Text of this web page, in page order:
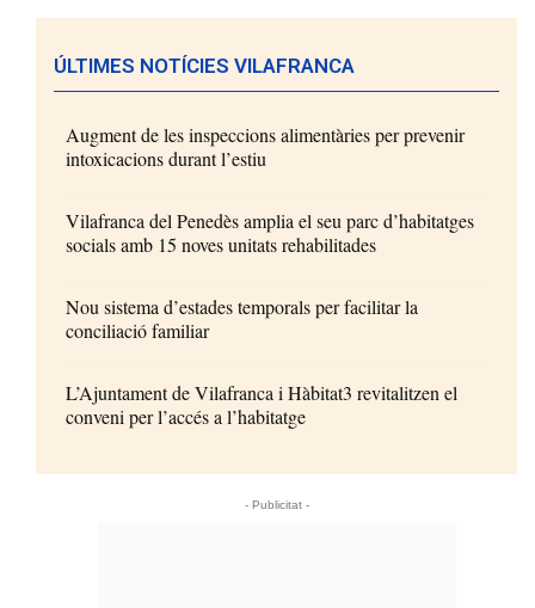
ÚLTIMES NOTÍCIES VILAFRANCA
Augment de les inspeccions alimentàries per prevenir
intoxicacions durant l’estiu
Vilafranca del Penedès amplia el seu parc d’habitatges
socials amb 15 noves unitats rehabilitades
Nou sistema d’estades temporals per facilitar la
conciliació familiar
L’Ajuntament de Vilafranca i Hàbitat3 revitalitzen el
conveni per l’accés a l’habitatge
- Publicitat -